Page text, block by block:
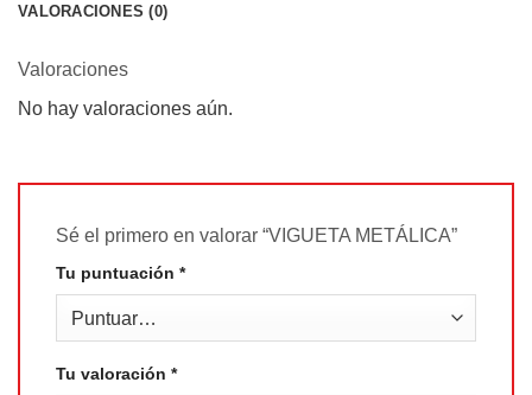
VALORACIONES (0)
Valoraciones
No hay valoraciones aún.
Sé el primero en valorar “VIGUETA METÁLICA”
Tu puntuación *
Tu valoración *